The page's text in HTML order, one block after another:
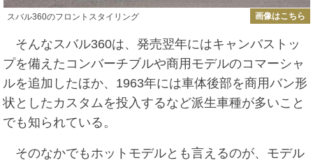
スバル360のフロントスタイリング 画像はこちら
そんなスバル360は、発売翌年にはキャンバストッ
プを備えたコンバーチブルや商用モデルのコマーシャ
ルを追加したほか、1963年には車体後部を商用バン形
状としたカスタムを投入するなど派生車種が多いこと
でも知られている。
そのなかでもホットモデルとも言えるのが、モデル